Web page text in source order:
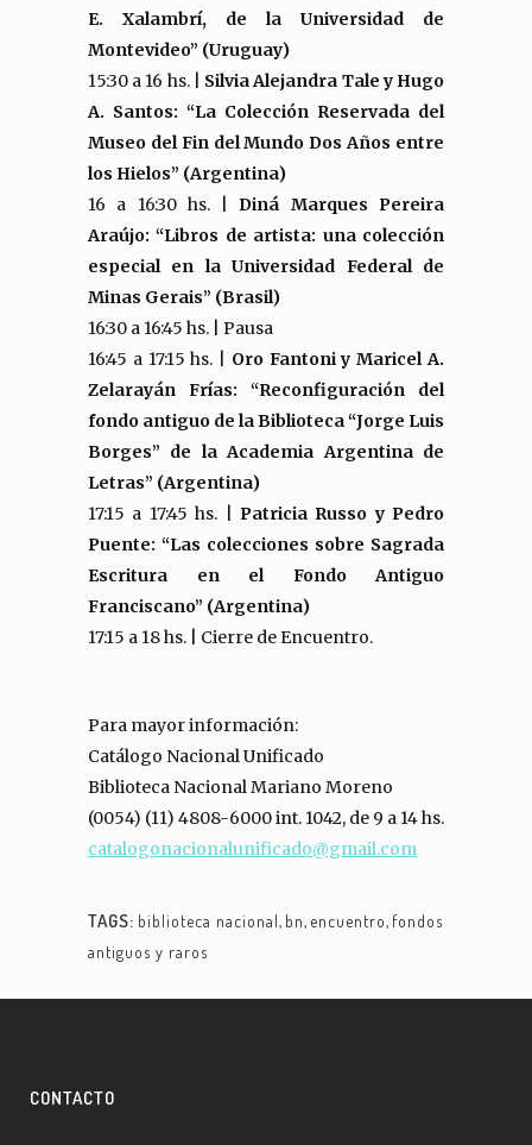
E. Xalambrí, de la Universidad de
Montevideo” (Uruguay)
15:30 a 16 hs. | Silvia Alejandra Tale y Hugo
A. Santos: “La Colección Reservada del
Museo del Fin del Mundo Dos Años entre
los Hielos” (Argentina)
16 a 16:30 hs. | Diná Marques Pereira
Araújo: “Libros de artista: una colección
especial en la Universidad Federal de
Minas Gerais” (Brasil)
16:30 a 16:45 hs. | Pausa
16:45 a 17:15 hs. | Oro Fantoni y Maricel A.
Zelarayán Frías: “Reconfiguración del
fondo antiguo de la Biblioteca “Jorge Luis
Borges” de la Academia Argentina de
Letras” (Argentina)
17:15 a 17:45 hs. | Patricia Russo y Pedro
Puente: “Las colecciones sobre Sagrada
Escritura en el Fondo Antiguo
Franciscano” (Argentina)
17:15 a 18 hs. | Cierre de Encuentro.
Para mayor información:
Catálogo Nacional Unificado
Biblioteca Nacional Mariano Moreno
(0054) (11) 4808-6000 int. 1042, de 9 a 14 hs.
catalogonacionalunificado@gmail.com
TAGS: biblioteca nacional, bn, encuentro, fondos
antiguos y raros
CONTACTO